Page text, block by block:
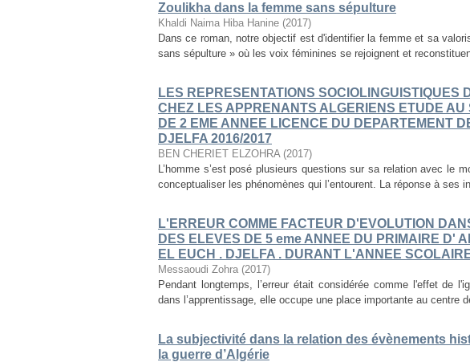
Zoulikha dans la femme sans sépulture
Khaldi Naima Hiba Hanine (2017)
Dans ce roman, notre objectif est d'identifier la femme et sa
sans sépulture » où les voix féminines se rejoignent et
LES REPRESENTATIONS
CHEZ LES APPRENANTS ALGERIENS ETUDE AU
DE 2 EME ANNEE LICENCE DU DEPARTEMENT
DJELFA 2016/2017
BEN CHERIET ELZOHRA (2017)
L’homme s’est posé plusieurs questions sur sa relation avec le
conceptualiser les phénomènes qui l’entourent. La réponse à ses
L'ERREUR COMME FACTEUR D'EVOLUTION
DES ELEVES DE 5 eme ANNEE DU PRIMAIRE D'
EL EUCH . DJELFA . DURANT L'ANNEE
Messaoudi Zohra (2017)
Pendant longtemps, l’erreur était considérée comme l'effet de
dans l’apprentissage, elle occupe une place importante au centre
La subjectivité dans la relation des évènements
la guerre d’Algérie